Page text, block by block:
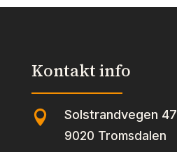
Kontakt info
 Solstrandvegen 47
9020 Tromsdalen